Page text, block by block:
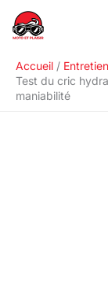
Accueil
Test du cric
maniabilité
R
e
h
e